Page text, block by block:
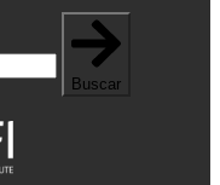
Buscar